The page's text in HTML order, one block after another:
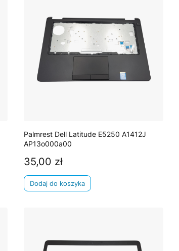
Palmrest Dell Latitude E5250 A1412J
AP13o000a00
Cena
35,00 zł
Dodaj do koszyka